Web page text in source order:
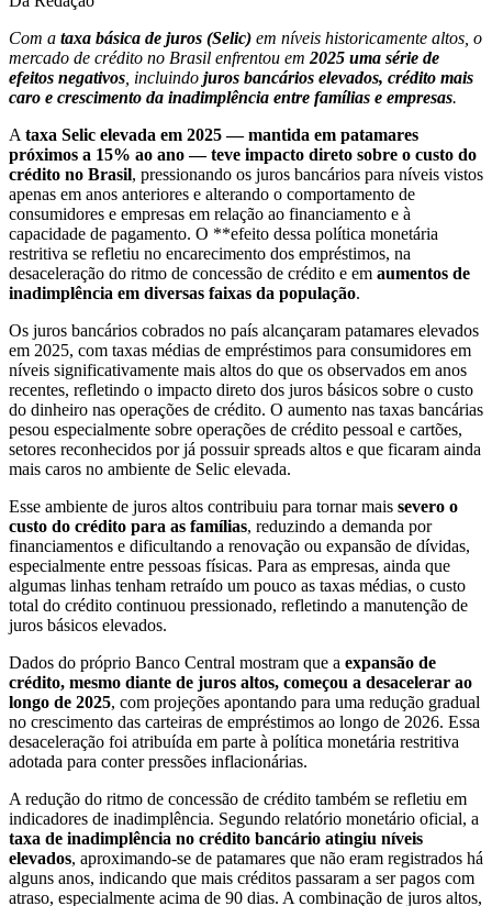
Com a taxa básica de juros (Selic) em níveis historicamente altos, o
mercado de crédito no Brasil enfrentou em2025 uma série de
efeitos negativos, incluindo juros bancários elevados, crédito mais
caro e crescimento da inadimplência entre famílias e empresas.
Ataxa Selic elevada em 2025 — mantida em patamares
próximos a 15% ao ano — teve impacto direto sobre o custo do
crédito no Brasil, pressionando os juros bancários para níveis vistos
apenas em anos anteriores e alterando o comportamento de
consumidores e empresas em relação ao financiamento e à
capacidade de pagamento. O **efeito dessa política monetária
restritiva se refletiu no encarecimento dos empréstimos, na
desaceleração do ritmo de concessão de crédito e em aumentos de
inadimplência em diversas faixas da população.
Os juros bancários cobrados no país alcançaram patamares elevados
em 2025, com taxas médias de empréstimos para consumidores em
níveis significativamente mais altos do que os observados em anos
recentes, refletindo o impacto direto dos juros básicos sobre o custo
do dinheiro nas operações de crédito. O aumento nas taxas bancárias
pesou especialmente sobre operações de crédito pessoal e cartões,
setores reconhecidos por já possuir spreads altos e que ficaram ainda
mais caros no ambiente de Selic elevada.
Esse ambiente de juros altos contribuiu para tornar mais severo o
custo do crédito para as famílias, reduzindo a demanda por
financiamentos e dificultando a renovação ou expansão de dívidas,
especialmente entre pessoas físicas. Para as empresas, ainda que
algumas linhas tenham retraído um pouco as taxas médias, o custo
total do crédito continuou pressionado, refletindo a manutenção de
juros básicos elevados.
Dados do próprio Banco Central mostram que a expansão de
crédito, mesmo diante de juros altos, começou a desacelerar ao
longo de 2025, com projeções apontando para uma redução gradual
no crescimento das carteiras de empréstimos ao longo de 2026. Essa
desaceleração foi atribuída em parte à política monetária restritiva
adotada para conter pressões inflacionárias.
A redução do ritmo de concessão de crédito também se refletiu em
indicadores de inadimplência. Segundo relatório monetário oficial, a
taxa de inadimplência no crédito bancário atingiu níveis
elevados, aproximando-se de patamares que não eram registrados há
alguns anos, indicando que mais créditos passaram a ser pagos com
atraso, especialmente acima de 90 dias. A combinação de juros altos,